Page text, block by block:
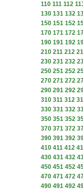
110 111 112
130 131 132
150 151 152
170 171 172
190 191 192
210 211 212
230 231 232
250 251 252
270 271 272
290 291 292
310 311 312
330 331 332
350 351 352
370 371 372
390 391 392
410 411 412
430 431 432
450 451 452
470 471 472
490 491 492